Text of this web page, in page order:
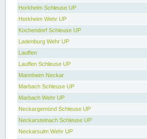
Horkheim Schleuse UP
Horkheim Wehr UP
Kochendorf Schleuse UP
Ladenburg Wehr UP
Lauffen
Lauffen Schleuse UP
Mannheim Neckar
Marbach Schleuse UP
Marbach Wehr UP
Neckargemünd Schleuse UP
Neckarsteinach Schleuse UP
Neckarsulm Wehr UP